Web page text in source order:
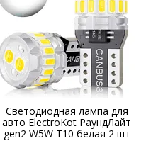
Светодиодная лампа для
авто ElectroKot РаундЛайт
gen2 W5W T10 белая 2 шт